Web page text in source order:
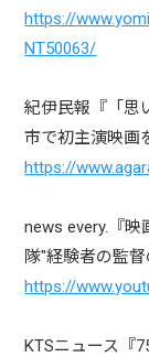
https://
NT50063/
紀伊民報『「思
市で初主演映画
https://
news every.『
隊"経験者の監
https://
KTSニュース『